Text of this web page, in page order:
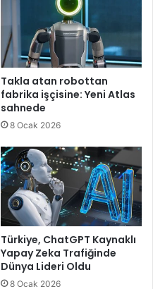
Takla atan robottan
fabrika işçisine: Yeni Atlas
sahnede
8 Ocak 2026
Türkiye, ChatGPT Kaynaklı
Yapay Zeka Trafiğinde
Dünya Lideri Oldu
8 Ocak 2026